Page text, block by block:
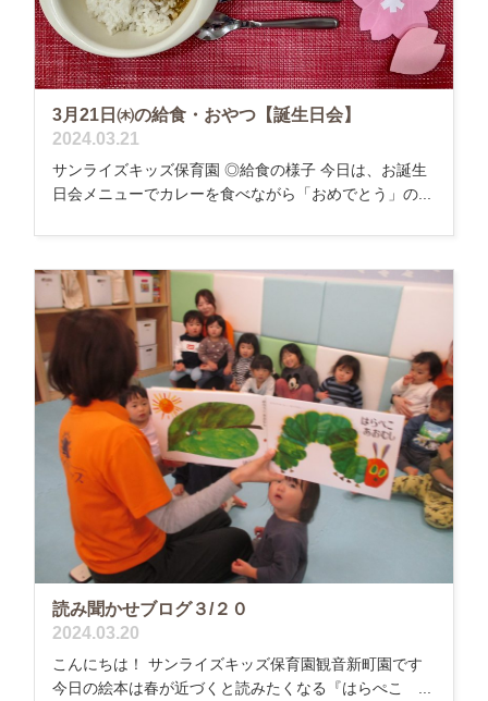
3月21日㈭の給食・おやつ【誕生日会】
2024.03.21
サンライズキッズ保育園 ◎給食の様子 今日は、お誕生
日会メニューでカレーを食べながら「おめでとう」の...
読み聞かせブログ３/２０
2024.03.20
こんにちは！ サンライズキッズ保育園観音新町園です
今日の絵本は春が近づくと読みたくなる『はらぺこ ...